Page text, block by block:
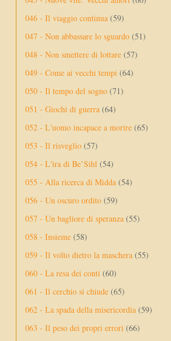
046 - Il viaggio continua (59)
047 - Non abbassare lo sguardo (51)
048 - Non smettere di lottare (57)
049 - Come ai vecchi tempi (64)
050 - Il tempo del sogno (71)
051 - Giochi di guerra (64)
052 - L'uomo incapace a morire (65)
053 - Il risveglio (57)
054 - L'ira di Be’Sihl (54)
055 - Alla ricerca di Midda (54)
056 - Un oscuro ordito (59)
057 - Un bagliore di speranza (55)
058 - Insieme (58)
059 - Il volto dietro la maschera (55)
060 - La resa dei conti (60)
061 - Il cerchio si chiude (65)
062 - La spada della misericordia (59)
063 - Il peso dei propri errori (66)